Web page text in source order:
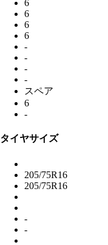
6
6
6
6
-
-
-
-
スペア
6
-
タイヤサイズ
205/75R16
205/75R16
-
-